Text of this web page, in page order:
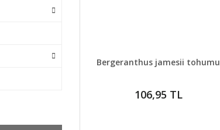
DETAYLAR SEPETE EKLE
Bergeranthus jamesii tohumu
106,95 TL